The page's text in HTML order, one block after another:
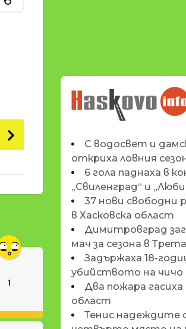
1
НОВИНИТЕ НА
HASKOVO.INFO
С водосвет и
откриха ловния
6 гола паднаха в
„Свиленград“ и
37 нови свободни
в Хасковска област
Димитровград
мач за сезона в
Задържаха 18-
убийството на чичо
Два пожара гасиха
област
Тенис надеждите